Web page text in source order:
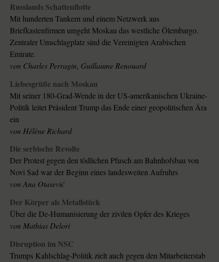
Russlands Schattenflotte
Mit hunderten Tankern und einem Netzwerk aus
Briefkastenfirmen umgeht Moskau das westliche Ölembargo.
Zentraler Umschlagplatz sind die Vereinigten Arabischen
Emirate.
von Charles Perragin, Guillaume Renouard
Liebesgrüße nach Moskau
Mit seiner 180-Grad-Wende in der US-amerikanischen Ukraine-
Politik leitet Präsident Trump das Ende einer geopolitischen Ära
ein
von Hélène Richard
Die serbische Revolte
Der Protest gegen den tödlichen Pfusch am Bahnhofsbau von
Novi Sad war der Beginn eines landesweiten Aufruhrs
vonAna Otasević
Der Körper als Metallstück
Über die De-Humanisierung der zivilen Opfer des Krieges
von Mathias Delori
Disruption im NSC
Trumps Kahlschlag-Politik zielt auch gegen den Mitarbeiterstab